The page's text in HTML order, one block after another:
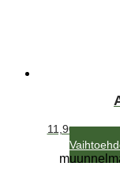
11,90€ –